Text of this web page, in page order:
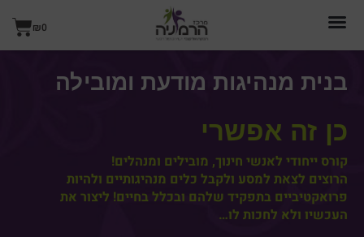
לתוכן
₪0
בנית מנהיגות מודעת ומובילה
כן זה אפשרי
קורס ייחודי לאנשי חינוך, מובילים ומנהלים!
הרוצים לצאת למסע ולקבל כלים מנהיגותיים ולהיות
פרואקטיביים בתפקיד שלהם ובכלל בחיים! ליצור את
העכשיו ולא לחכות לו…